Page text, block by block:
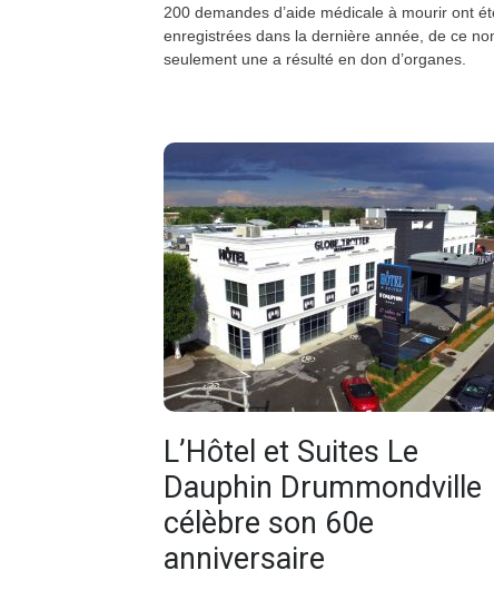
200 demandes d’aide médicale à mourir ont
enregistrées dans la dernière année, de ce
seulement une a résulté en don d’organes.
L’Hôtel et Suites Le
Dauphin Drummondville
célèbre son 60e
anniversaire